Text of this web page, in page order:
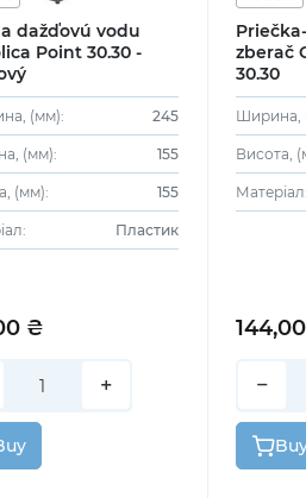
dažďovú vodu
Point 30.30 -
(мм): 245
(мм): 155
(мм): 155
Пластик
₴
+
zberač
30.30
Ширина,
Висота,
Матеріал:
−